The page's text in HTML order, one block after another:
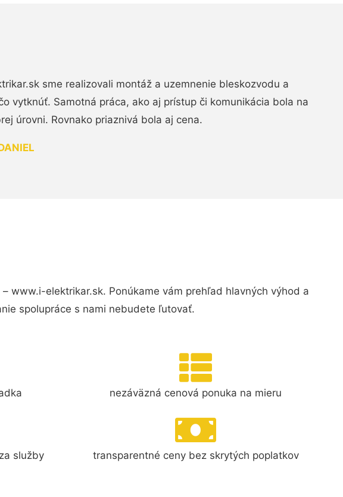
sme realizovali montáž a uzemnenie bleskozvodu a
vytknúť. Samotná práca, ako aj prístup či komunikácia bola na
úrovni. Rovnako priaznivá bola aj cena.
www.i-elektrikar.sk. Ponúkame vám prehľad hlavných výhod a
spolupráce s nami nebudete ľutovať.
nezáväzná cenová ponuka na mieru
služby transparentné ceny bez skrytých poplatkov